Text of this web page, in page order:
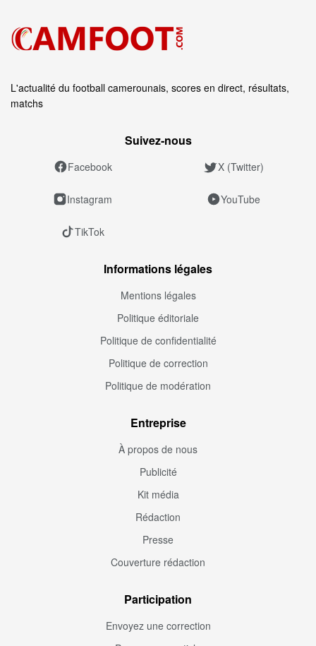
L'actualité du football camerounais, scores en direct, résultats,
matchs
Suivez‑nous
Facebook X (Twitter)
Instagram YouTube
TikTok
Informations légales
Mentions légales
Politique éditoriale
Politique de confidentialité
Politique de correction
Politique de modération
Entreprise
À propos de nous
Publicité
Kit média
Rédaction
Presse
Couverture rédaction
Participation
Envoyez une correction